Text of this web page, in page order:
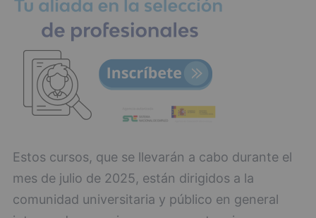
Estos cursos, que se llevarán a cabo durante el
mes de julio de 2025, están dirigidos a la
comunidad universitaria y público en general